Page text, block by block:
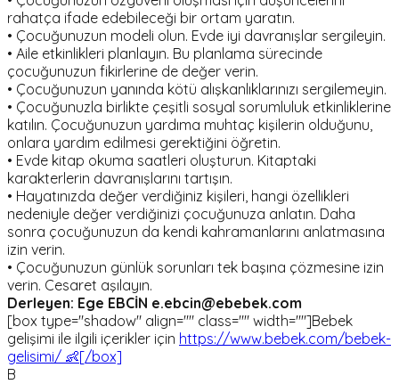
rahatça ifade edebileceği bir ortam yaratın.
• Çocuğunuzun modeli olun. Evde iyi davranışlar sergileyin.
• Aile etkinlikleri planlayın. Bu planlama sürecinde
çocuğunuzun fikirlerine de değer verin.
• Çocuğunuzun yanında kötü alışkanlıklarınızı sergilemeyin.
• Çocuğunuzla birlikte çeşitli sosyal sorumluluk etkinliklerine
katılın. Çocuğunuzun yardıma muhtaç kişilerin olduğunu,
onlara yardım edilmesi gerektiğini öğretin.
• Evde kitap okuma saatleri oluşturun. Kitaptaki
karakterlerin davranışlarını tartışın.
• Hayatınızda değer verdiğiniz kişileri, hangi özellikleri
nedeniyle değer verdiğinizi çocuğunuza anlatın. Daha
sonra çocuğunuzun da kendi kahramanlarını anlatmasına
izin verin.
• Çocuğunuzun günlük sorunları tek başına çözmesine izin
verin. Cesaret aşılayın.
Derleyen: Ege EBCİN e.ebcin@ebebek.com
[box type="shadow" align="" class="" width=""]Bebek
gelişimi ile ilgili içerikler için https://www.bebek.com/bebek-
gelisimi/ 👶[/box]
B